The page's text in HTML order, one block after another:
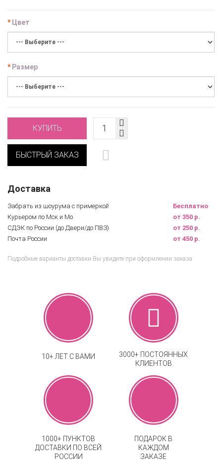
Цвет
Размер
КУПИТЬ
БЫСТРЫЙ ЗАКАЗ
Доставка
Забрать из шоурума с примеркой
Бесплатно
Курьером по Мск и Мо
от 350 р.
СДЭК по России (до Двери/до ПВЗ)
от 250 р.
Почта России
от 450 р.
Подробные варианты доставки Вы увидите при оформлении заказа
10+ ЛЕТ С ВАМИ
3000+ ПОСТОЯННЫХ
КЛИЕНТОВ
1000+ ПУНКТОВ
ДОСТАВКИ ПО ВСЕЙ
РОССИИ
ПОДАРОК В
КАЖДОМ
ЗАКАЗЕ